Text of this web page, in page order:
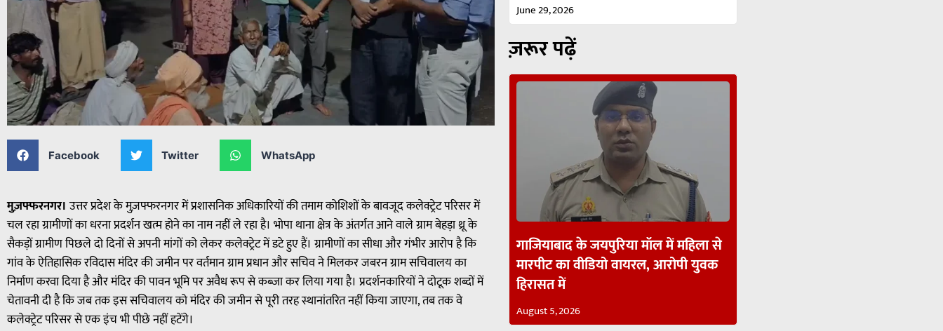
Facebook Twitter WhatsApp
मुज़फ्फरनगर।उत्तर प्रदेश के मुज़फ्फरनगर में प्रशासनिक अधिकारियों की तमाम कोशिशों के बावजूद कलेक्ट्रेट परिसर में
चल रहा ग्रामीणों का धरना प्रदर्शन खत्म होने का नाम नहीं ले रहा है। भोपा थाना क्षेत्र के अंतर्गत आने वाले ग्राम बेहड़ा थ्रू के
सैकड़ों ग्रामीण पिछले दो दिनों से अपनी मांगों को लेकर कलेक्ट्रेट में डटे हुए हैं। ग्रामीणों का सीधा और गंभीर आरोप है कि
गांव के ऐतिहासिक रविदास मंदिर की जमीन पर वर्तमान ग्राम प्रधान और सचिव ने मिलकर जबरन ग्राम सचिवालय का
निर्माण करवा दिया है और मंदिर की पावन भूमि पर अवैध रूप से कब्जा कर लिया गया है। प्रदर्शनकारियों ने दोटूक शब्दों में
चेतावनी दी है कि जब तक इस सचिवालय को मंदिर की जमीन से पूरी तरह स्थानांतरित नहीं किया जाएगा, तब तक वे
कलेक्ट्रेट परिसर से एक इंच भी पीछे नहीं हटेंगे।
June 29, 2026
ज़रूर पढ़ें
गाजियाबाद के जयपुरिया मॉल में महिला से
मारपीट का वीडियो वायरल, आरोपी युवक
हिरासत में
August 5, 2026